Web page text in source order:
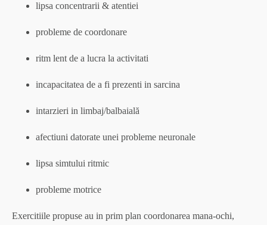
lipsa concentrarii & atentiei
probleme de coordonare
ritm lent de a lucra la activitati
incapacitatea de a fi prezenti in sarcina
intarzieri in limbaj/balbaială
afectiuni datorate unei probleme neuronale
lipsa simtului ritmic
probleme motrice
Exercitiile propuse au in prim plan coordonarea mana-ochi,